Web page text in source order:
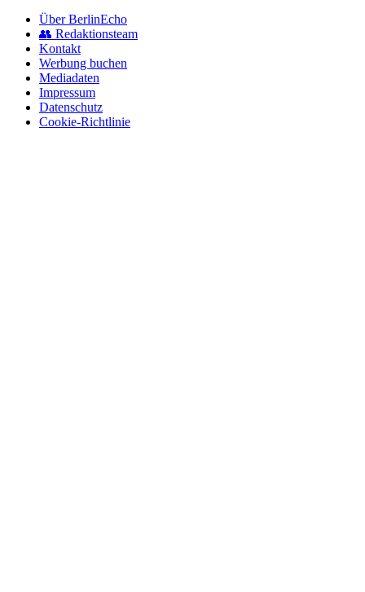
Über BerlinEcho
👥 Redaktionsteam
Kontakt
Werbung buchen
Mediadaten
Impressum
Datenschutz
Cookie-Richtlinie